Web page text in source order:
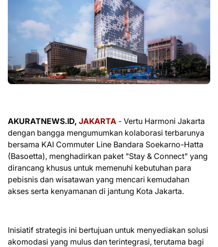
AKURATNEWS.ID, JAKARTA - Vertu Harmoni Jakarta
dengan bangga mengumumkan kolaborasi terbarunya
bersama KAI Commuter Line Bandara Soekarno-Hatta
(Basoetta), menghadirkan paket "Stay & Connect" yang
dirancang khusus untuk memenuhi kebutuhan para
pebisnis dan wisatawan yang mencari kemudahan
akses serta kenyamanan di jantung Kota Jakarta.
Inisiatif strategis ini bertujuan untuk menyediakan solusi
akomodasi yang mulus dan terintegrasi, terutama bagi